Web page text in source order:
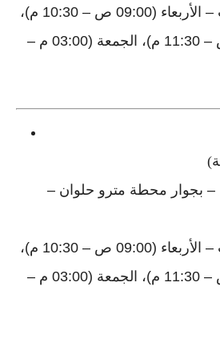
⏰ المواعيد: السبت – الأربعاء (09:00 ص – 10:30 م)،
الخميس (09:00 ص – 11:30 م)، الجمعة (03:00 م –
– بجوار محطة مترو حلوان –
⏰ المواعيد: السبت – الأربعاء (09:00 ص – 10:30 م)،
الخميس (09:00 ص – 11:30 م)، الجمعة (03:00 م –